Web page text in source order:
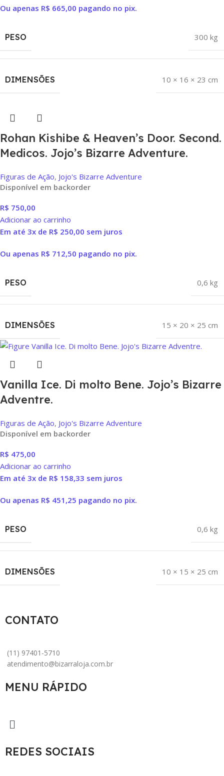
Ou apenas R$ 665,00 pagando no pix.
PESO 300 kg
DIMENSÕES 10 × 16 × 23 cm
Rohan Kishibe & Heaven’s Door. Second.
Medicos. Jojo’s Bizarre Adventure.
Figuras de Ação, Jojo's Bizarre Adventure
Disponível em backorder
R$ 750,00
Adicionar ao carrinho
Em até 3x de R$ 250,00 sem juros
Ou apenas R$ 712,50 pagando no pix.
PESO 0,6 kg
DIMENSÕES 15 × 20 × 25 cm
Vanilla Ice. Di molto Bene. Jojo’s Bizarre
Adventre.
Figuras de Ação, Jojo's Bizarre Adventure
Disponível em backorder
R$ 475,00
Adicionar ao carrinho
Em até 3x de R$ 158,33 sem juros
Ou apenas R$ 451,25 pagando no pix.
PESO 0,6 kg
DIMENSÕES 10 × 15 × 25 cm
CONTATO
(11) 97401-5710
atendimento@bizarraloja.com.br
MENU RÁPIDO
REDES SOCIAIS